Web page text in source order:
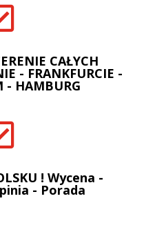
CAŁYCH
- FRANKFURCIE -
- HAMBURG
! Wycena -
- Porada